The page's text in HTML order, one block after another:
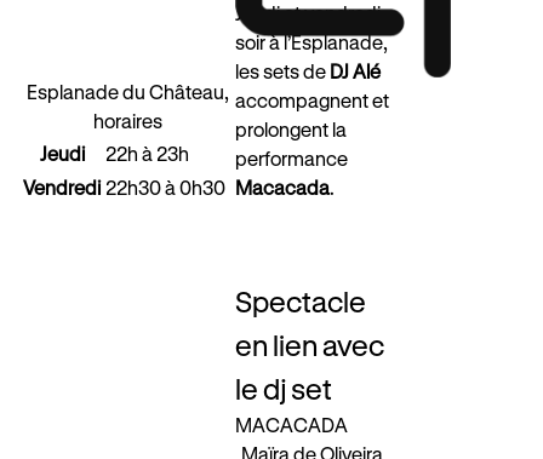
Esplanade du Château,
horaires
Jeudi
22h à 23h
Vendredi 22h30 à 0h30
Jeudi et vendredi
soir à l’Esplanade,
les sets de DJ Alé
accompagnent et
prolongent la
performance
Macacada.
Spectacle
en lien avec
le dj set
MACACADA
Maïra de Oliveira